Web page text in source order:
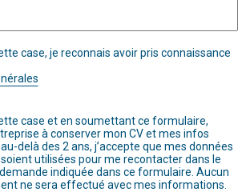
case, je reconnais avoir pris connaissance
case et en soumettant ce formulaire,
à conserver mon CV et mes infos
delà des 2 ans, j’accepte que mes données
utilisées pour me recontacter dans le
indiquée dans ce formulaire. Aucun
ne sera effectué avec mes informations.